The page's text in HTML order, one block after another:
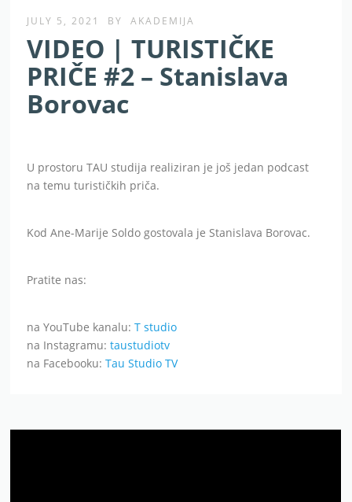
JULY 5, 2021 BY AKADEMIJA
VIDEO | TURISTIČKE
PRIČE #2 – Stanislava
Borovac
U prostoru TAU studija realiziran je još jedan podcast
na temu turističkih priča.
Kod Ane-Marije Soldo gostovala je Stanislava Borovac.
Pratite nas:
na YouTube kanalu:T studio
na Instagramu:taustudiotv
na Facebooku:Tau Studio TV